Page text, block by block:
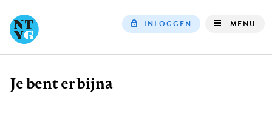
INLOGGEN MENU
Kruimelpad
Je bent er bijna